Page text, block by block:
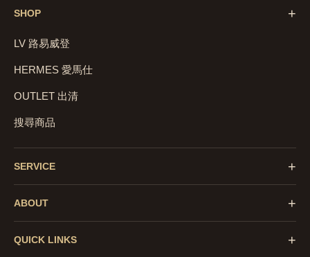
SHOP +
LV 路易威登
HERMES 愛馬仕
OUTLET 出清
搜尋商品
SERVICE +
ABOUT +
QUICK LINKS +